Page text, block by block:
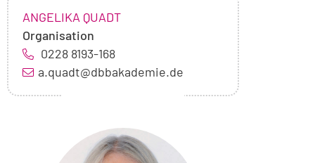
NAME:
ANGELIKA QUADT,
Organisation
0228 8193-168
a.quadt@dbbakademie.de
Foto
von